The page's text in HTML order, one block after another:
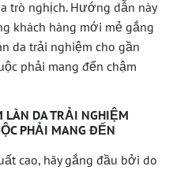
trò nghịch. Hướng dẫn này
khách hàng mới mẻ gắng
da trải nghiệm cho gần
phải mang đến chậm
LÀN DA TRẢI NGHIỆM
PHẢI MANG ĐẾN
cao, hãy gắng đầu bởi do